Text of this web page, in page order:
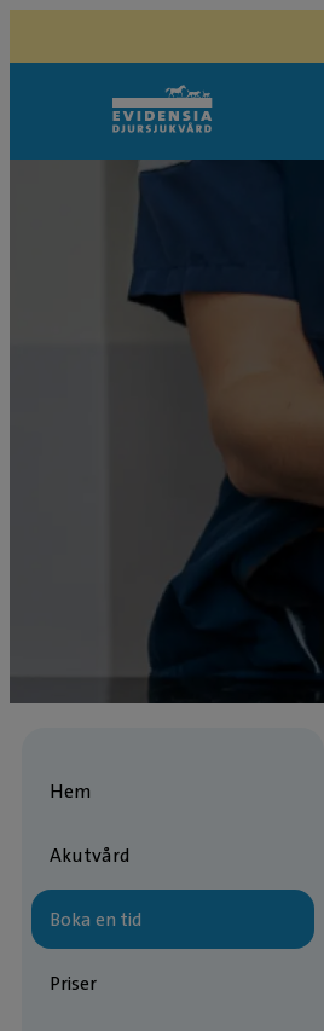
Hem
Akutvård
Boka en tid
Priser